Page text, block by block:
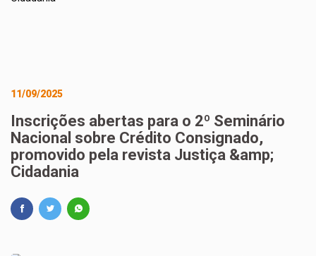
11/09/2025
Inscrições abertas para o 2º Seminário
Nacional sobre Crédito Consignado,
promovido pela revista Justiça &amp;
Cidadania